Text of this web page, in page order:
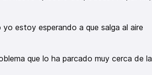
estoy esperando a que salga al aire
que lo ha parcado muy cerca de la